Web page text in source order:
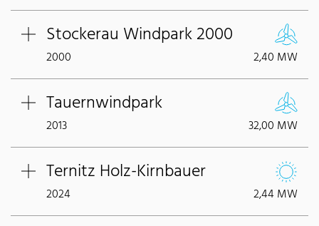
Stockerau Windpark 2000
2000 2,40 MW
Tauernwindpark
2013 32,00 MW
Ternitz Holz-Kirnbauer
2024 2,44 MW